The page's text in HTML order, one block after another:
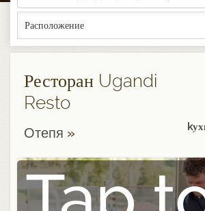
Расположение
Ресторан Ugandi
Resto
Отепя »